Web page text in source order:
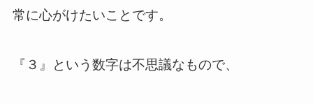
常に心がけたいことです。
『３』という数字は不思議なもので、